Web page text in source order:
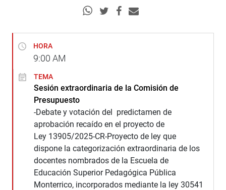
HORA
9:00 AM
TEMA
Sesión extraordinaria de la Comisión de
Presupuesto
-Debate y votación del predictamen de
aprobación recaído en el proyecto de
Ley 13905/2025-CR-Proyecto de ley que
dispone la categorización extraordinaria de los
docentes nombrados de la Escuela de
Educación Superior Pedagógica Pública
Monterrico, incorporados mediante la ley 30541